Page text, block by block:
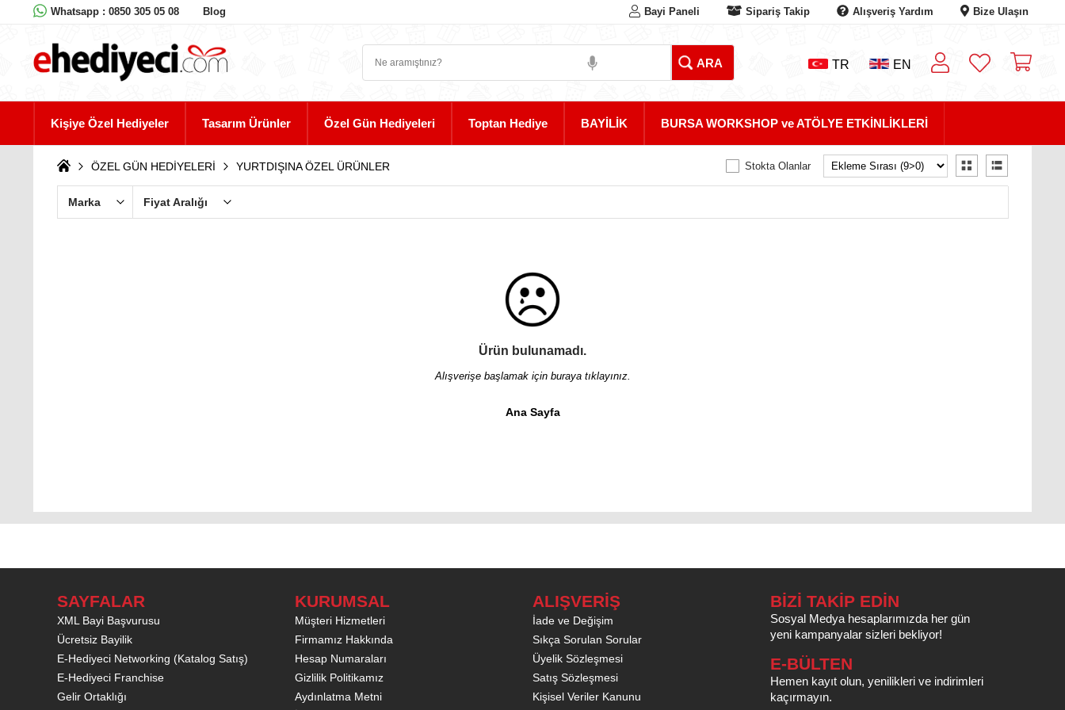
Whatsapp : 0850 305 05 08 Blog Bayi Paneli Sipariş Takip Alışveriş Yardım Bize Ulaşın
TR EN
Kişiye Özel Hediyeler Tasarım Ürünler Özel Gün Hediyeleri Toptan Hediye BAYİLİK BURSA WORKSHOP ve ATÖLYE ETKİNLİKLERİ
ÖZEL GÜN HEDİYELERİ YURTDIŞINA ÖZEL ÜRÜNLER Stokta Olanlar
Marka Fiyat Aralığı
Ürün bulunamadı.
Alışverişe başlamak için buraya tıklayınız.
Ana Sayfa
SAYFALAR
XML Bayi Başvurusu
Ücretsiz Bayilik
E-Hediyeci Networking (Katalog Satış)
E-Hediyeci Franchise
Gelir Ortaklığı
KURUMSAL
Müşteri Hizmetleri
Firmamız Hakkında
Hesap Numaraları
Gizlilik Politikamız
Aydınlatma Metni
ALIŞVERİŞ
İade ve Değişim
Sıkça Sorulan Sorular
Üyelik Sözleşmesi
Satış Sözleşmesi
Kişisel Veriler Kanunu
BİZİ TAKİP EDİN
Sosyal Medya hesaplarımızda her gün
yeni kampanyalar sizleri bekliyor!
E-BÜLTEN
Hemen kayıt olun, yenilikleri ve indirimleri
kaçırmayın.